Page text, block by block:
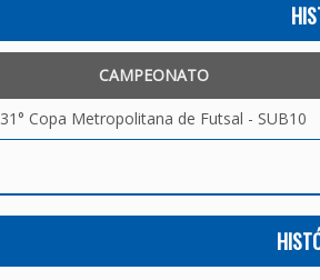
CAMPEONATO
31° Copa Metropolitana de Futsal - SUB10